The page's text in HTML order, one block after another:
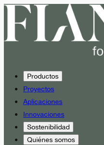
Productos
Proyectos
Aplicaciones
Innovaciones
Sostenibilidad
Quiénes somos